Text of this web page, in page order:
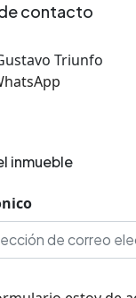
contacto
Triunfo
inmueble